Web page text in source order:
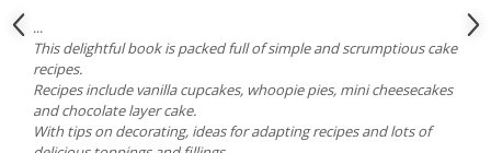
...
This delightful book is packed full of simple and scrumptious cake
recipes.
Recipes include vanilla cupcakes, whoopie pies, mini cheesecakes
and chocolate layer cake.
With tips on decorating, ideas for adapting recipes and lots of